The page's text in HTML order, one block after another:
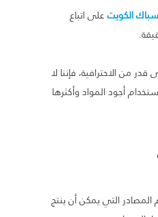
سباك الكويتعلى اتباع
من الاحترافية، فإننا لا
أجود المواد وأكثرها
التي يمكن أن ينتج